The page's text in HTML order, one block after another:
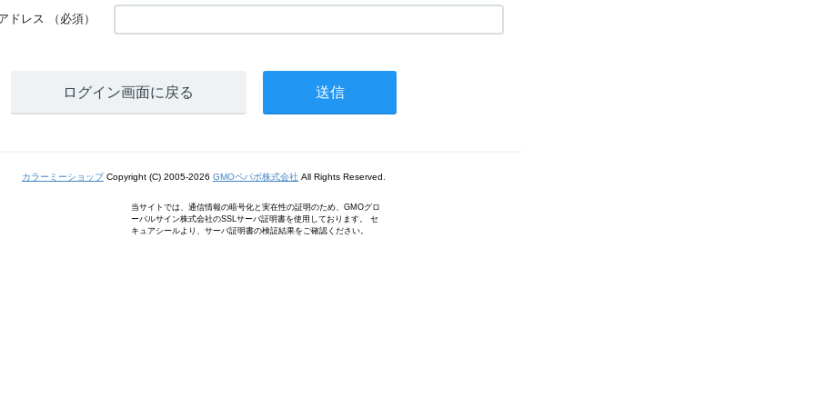
ドレス （必須）
ログイン画面に戻る
カラーミーショップCopyright (C) 2005-2026 GMOペパボ株式会社 All Rights Reserved.
当サイトでは、通信情報の暗号化と実在性の証明のため、GMOグロ
ーバルサイン株式会社のSSLサーバ証明書を使用しております。 セ
キュアシールより、サーバ証明書の検証結果をご確認ください。